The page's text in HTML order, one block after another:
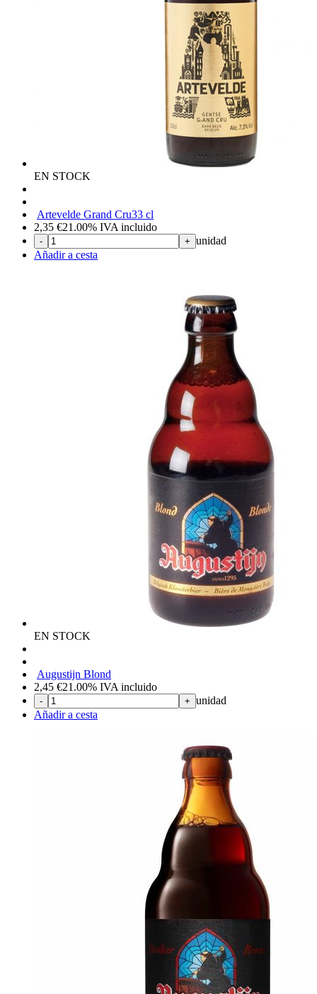
EN STOCK
Artevelde Grand Cru33 cl
2,35 €21.00% IVA incluido
- + unidad
Añadir a cesta
EN STOCK
Augustijn Blond
2,45 €21.00% IVA incluido
- + unidad
Añadir a cesta